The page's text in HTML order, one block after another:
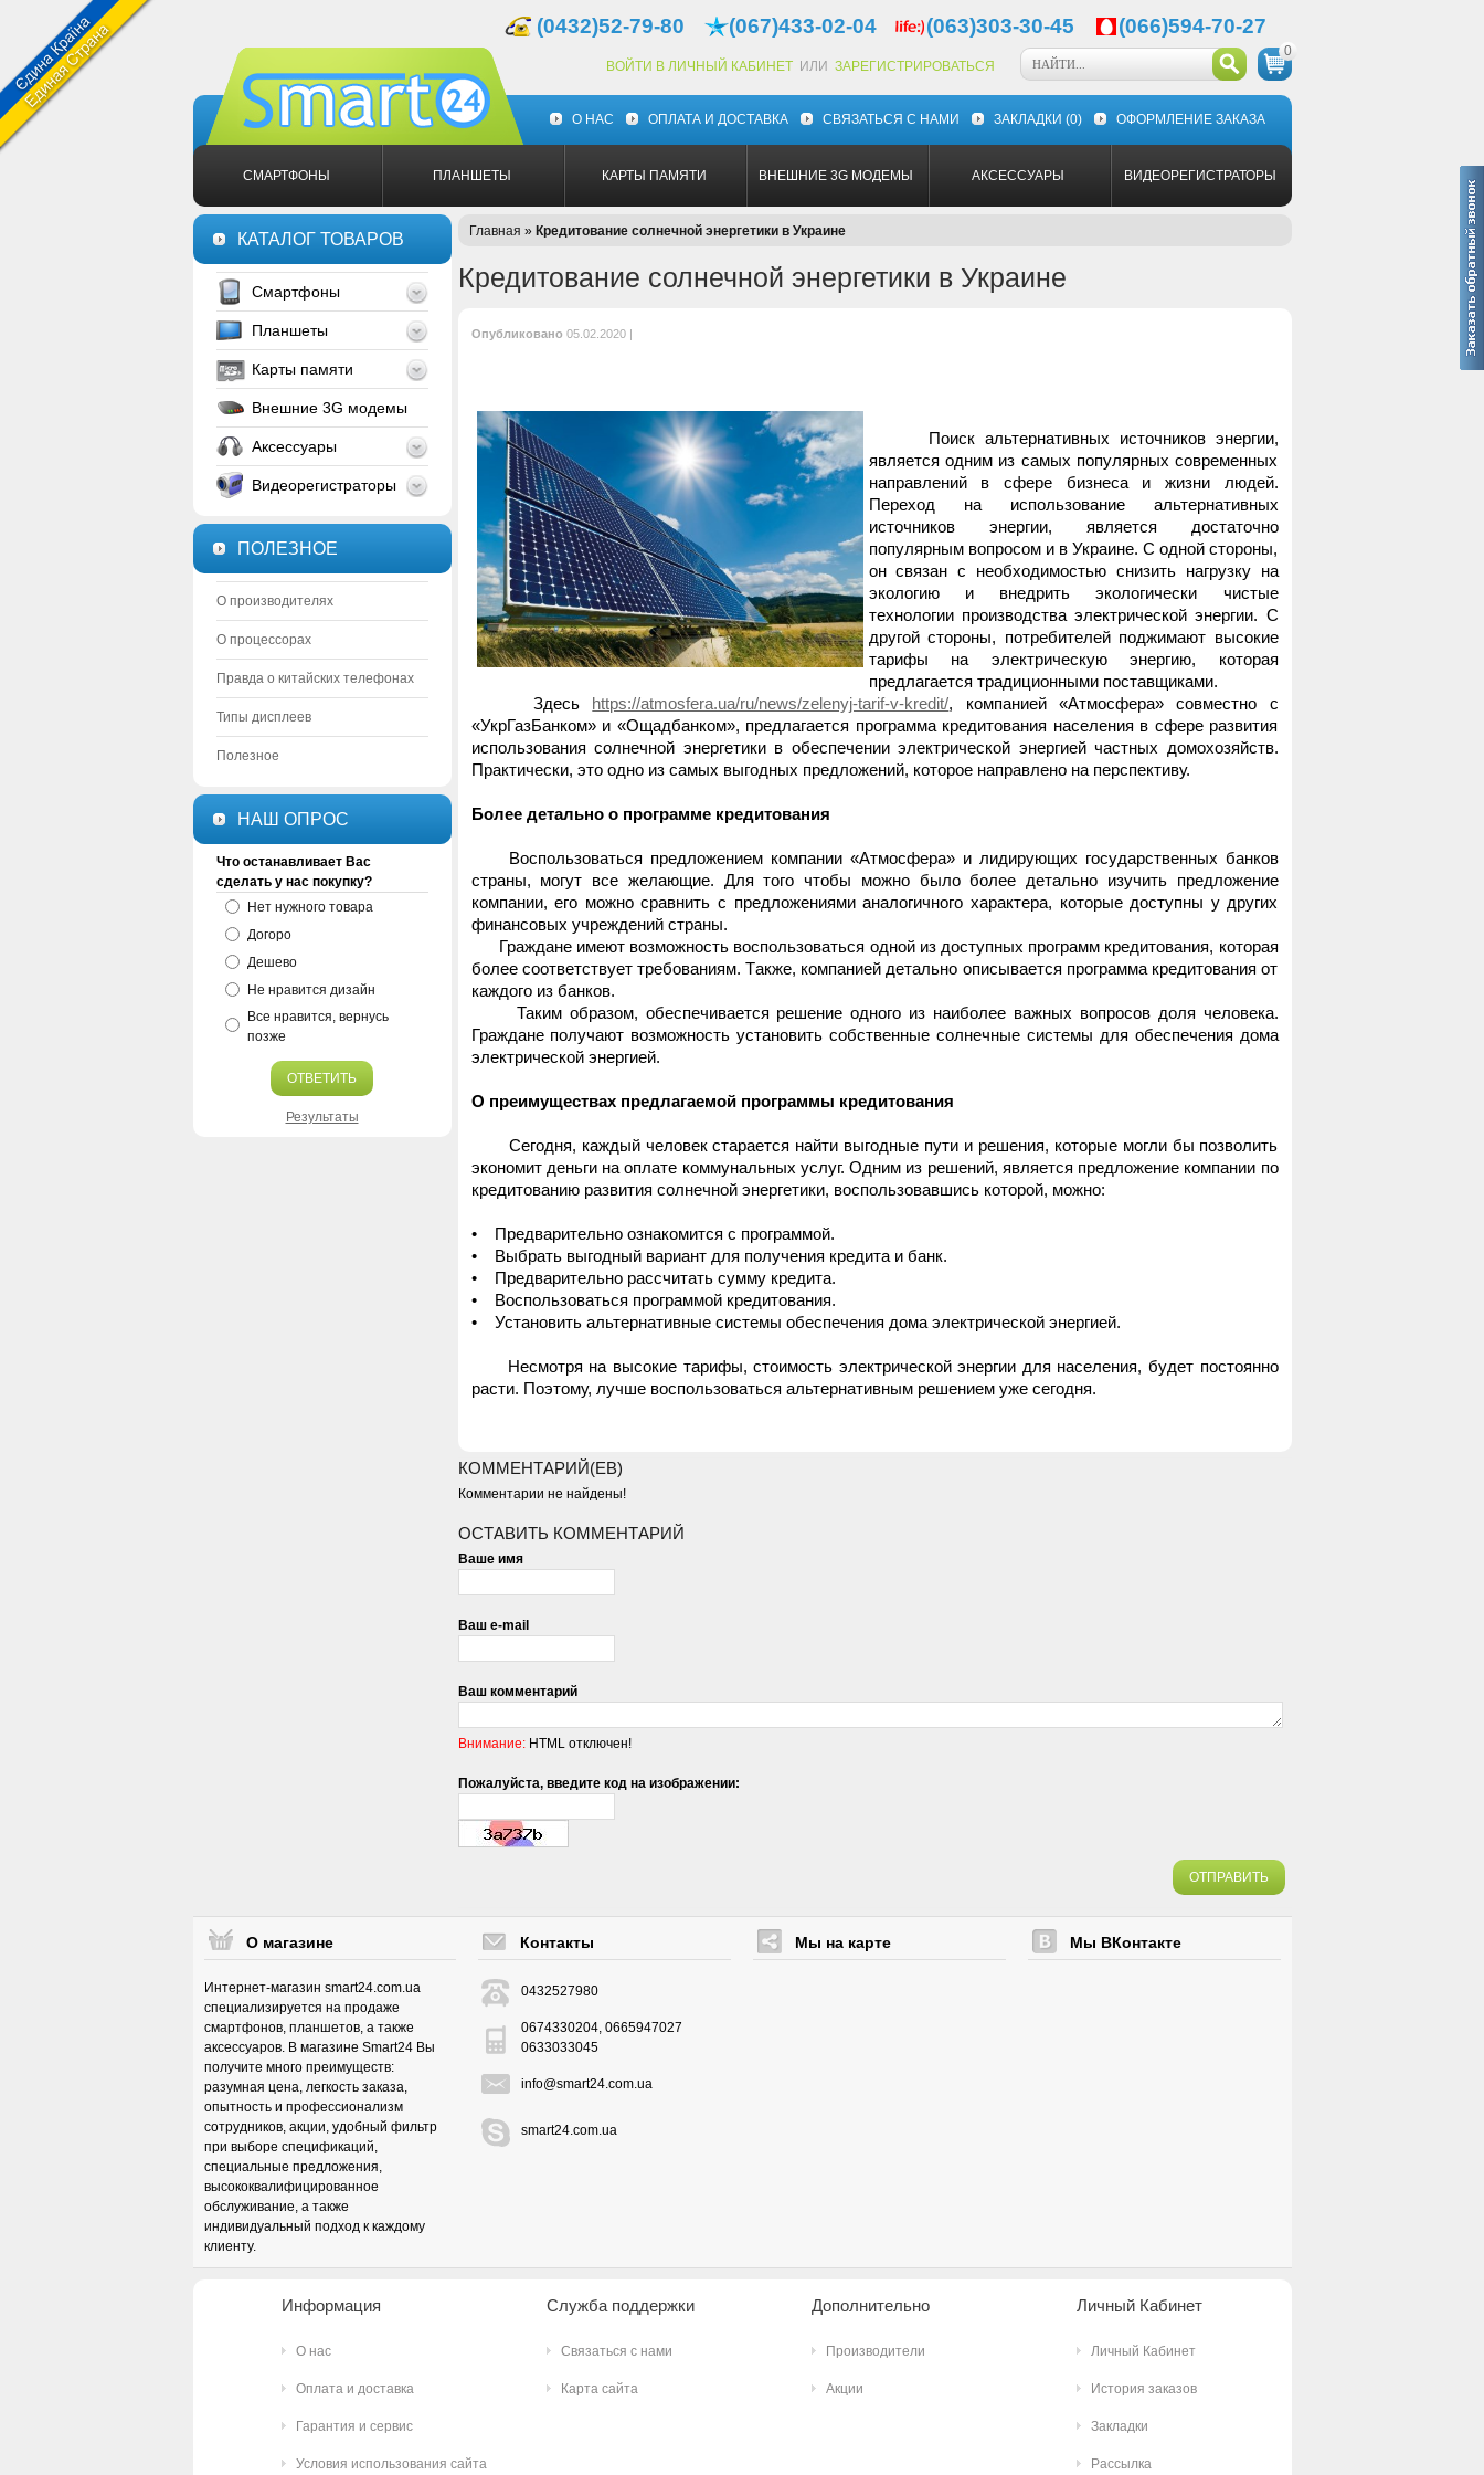
(0432)52-79-80 (067)433-02-04 (063)303-30-45 (066)594-70-27
0
ВОЙТИ В ЛИЧНЫЙ КАБИНЕТ
ИЛИ ЗАРЕГИСТРИРОВАТЬСЯ
О НАС ОПЛАТА И ДОСТАВКА СВЯЗАТЬСЯ С НАМИ ЗАКЛАДКИ (0) ОФОРМЛЕНИЕ ЗАКАЗА
СМАРТФОНЫ ПЛАНШЕТЫ КАРТЫ ПАМЯТИ ВНЕШНИЕ 3G МОДЕМЫ АКСЕССУАРЫ ВИДЕОРЕГИСТРАТОРЫ
КАТАЛОГ ТОВАРОВ
Смартфоны
Планшеты
Карты памяти
Внешние 3G модемы
Аксессуары
Видеорегистраторы
ПОЛЕЗНОЕ
О производителях
О процессорах
Правда о китайских телефонах
Типы дисплеев
Полезное
НАШ ОПРОС
Что останавливает Вас
сделать у нас покупку?
Нет нужного товара
Догоро
Дешево
Не нравится дизайн
Все нравится, вернусь
позже
ОТВЕТИТЬ
Результаты
Главная » Кредитование солнечной энергетики в Украине
Кредитование солнечной энергетики в Украине
Опубликовано 05.02.2020 |
Поиск альтернативных источников энергии,
является одним из самых популярных современных
направлений в сфере бизнеса и жизни людей.
Переход на использование альтернативных
источников энергии, является достаточно
популярным вопросом и в Украине. С одной стороны,
он связан с необходимостью снизить нагрузку на
экологию и внедрить экологически чистые
технологии производства электрической энергии. С
другой стороны, потребителей поджимают высокие
тарифы на электрическую энергию, которая
предлагается традиционными поставщиками.
Здесь https://atmosfera.ua/ru/news/zelenyj-tarif-v-kredit/, компанией «Атмосфера» совместно с
«УкрГазБанком» и «Ощадбанком», предлагается программа кредитования населения в сфере развития
использования солнечной энергетики в обеспечении электрической энергией частных домохозяйств.
Практически, это одно из самых выгодных предложений, которое направлено на перспективу.
Более детально о программе кредитования
Воспользоваться предложением компании «Атмосфера» и лидирующих государственных банков
страны, могут все желающие. Для того чтобы можно было более детально изучить предложение
компании, его можно сравнить с предложениями аналогичного характера, которые доступны у других
финансовых учреждений страны.
Граждане имеют возможность воспользоваться одной из доступных программ кредитования, которая
более соответствует требованиям. Также, компанией детально описывается программа кредитования от
каждого из банков.
Таким образом, обеспечивается решение одного из наиболее важных вопросов доля человека.
Граждане получают возможность установить собственные солнечные системы для обеспечения дома
электрической энергией.
О преимуществах предлагаемой программы кредитования
Сегодня, каждый человек старается найти выгодные пути и решения, которые могли бы позволить
экономит деньги на оплате коммунальных услуг. Одним из решений, является предложение компании по
кредитованию развития солнечной энергетики, воспользовавшись которой, можно:
• Предварительно ознакомится с программой.
• Выбрать выгодный вариант для получения кредита и банк.
• Предварительно рассчитать сумму кредита.
• Воспользоваться программой кредитования.
• Установить альтернативные системы обеспечения дома электрической энергией.
Несмотря на высокие тарифы, стоимость электрической энергии для населения, будет постоянно
расти. Поэтому, лучше воспользоваться альтернативным решением уже сегодня.
КОММЕНТАРИЙ(ЕВ)
Комментарии не найдены!
ОСТАВИТЬ КОММЕНТАРИЙ
Ваше имя
Ваш e-mail
Ваш комментарий
Внимание:HTML отключен!
Пожалуйста, введите код на изображении:
ОТПРАВИТЬ
О магазине
Интернет-магазин smart24.com.ua
специализируется на продаже
смартфонов, планшетов, а также
аксессуаров. В магазине Smart24 Вы
получите много преимуществ:
разумная цена, легкость заказа,
опытность и профессионализм
сотрудников, акции, удобный фильтр
при выборе спецификаций,
специальные предложения,
высококвалифицированное
обслуживание, а также
индивидуальный подход к каждому
клиенту.
Контакты
0432527980
0674330204, 0665947027
0633033045
info@smart24.com.ua
smart24.com.ua
Мы на карте Мы ВКонтакте
Информация
О нас
Оплата и доставка
Гарантия и сервис
Условия использования сайта
Служба поддержки
Связаться с нами
Карта сайта
Дополнительно
Производители
Акции
Личный Кабинет
Личный Кабинет
История заказов
Закладки
Рассылка